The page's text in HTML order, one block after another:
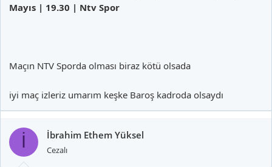
Mayıs | 19.30 | Ntv Spor
Maçın NTV Sporda olması biraz kötü olsada
iyi maç izleriz umarım keşke Baroş kadroda olsaydı
İ İbrahim Ethem Yüksel
Cezalı